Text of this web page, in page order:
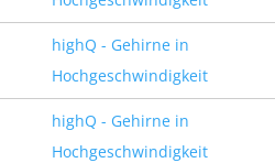
highQ - Gehirne in
Hochgeschwindigkeit
highQ - Gehirne in
Hochgeschwindigkeit